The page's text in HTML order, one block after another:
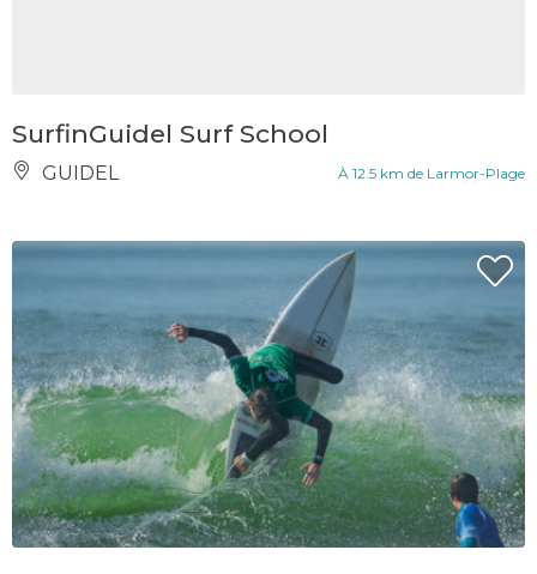
SurfinGuidel Surf School
GUIDEL À 12.5 km de Larmor-Plage